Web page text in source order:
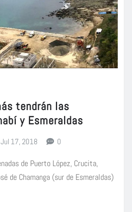
tendrán las
y Esmeraldas
Jul 17, 2018 0
de Puerto López, Crucita,
de Chamanga (sur de Esmeraldas)